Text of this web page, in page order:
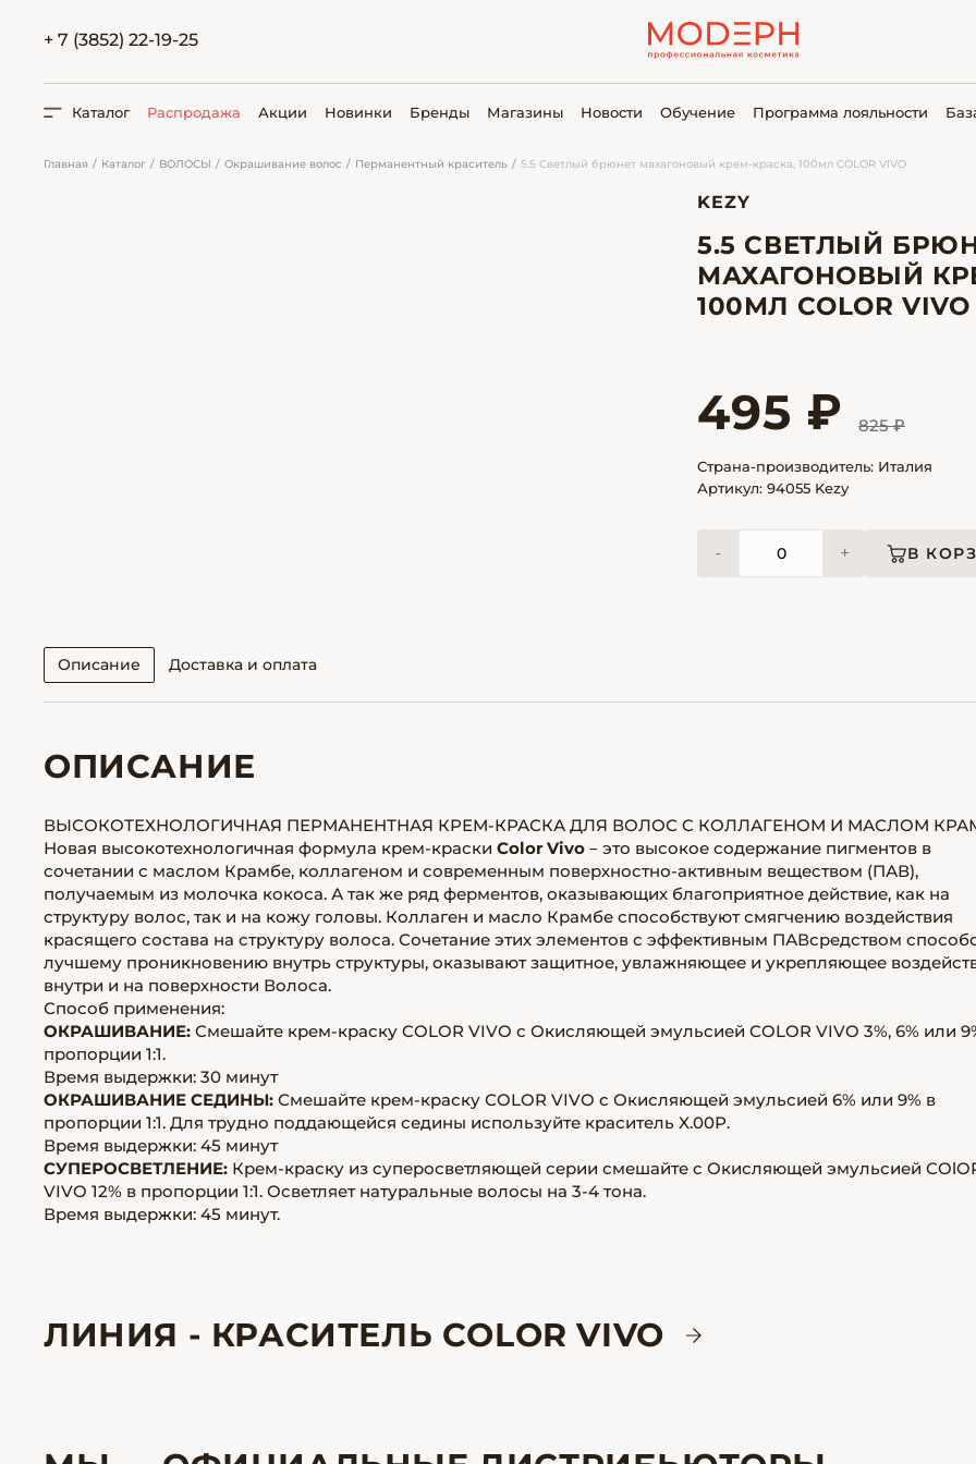
+ 7 (3852) 22-19-25
Каталог Распродажа Акции Новинки Бренды Магазины Новости Обучение Программа лояльности
Главная Каталог ВОЛОСЫ Окрашивание волос Перманентный краситель 5.5 Светлый брюнет махагоновый крем-краска, 100мл COLOR VIVO
KEZY
5.5 СВЕТЛЫЙ
МАХАГОНОВЫЙ
100МЛ COLOR VIVO
495 ₽ 825 ₽
Страна-производитель: Италия
Артикул: 94055 Kezy
- + В
Описание Доставка и оплата
ОПИСАНИЕ
ВЫСОКОТЕХНОЛОГИЧНАЯ ПЕРМАНЕНТНАЯ КРЕМ-КРАСКА ДЛЯ ВОЛОС C КОЛЛАГЕНОМ И МАСЛОМ
Новая высокотехнологичная формула крем-краски Color Vivo – это высокое содержание пигментов в
сочетании с маслом Крамбе, коллагеном и современным поверхностно-активным веществом (ПАВ),
получаемым из молочка кокоса. А так же ряд ферментов, оказывающих благоприятное действие, как на
структуру волос, так и на кожу головы. Коллаген и масло Крамбе способствуют смягчению воздействия
красящего состава на структуру волоса. Сочетание этих элементов с эффективным ПАВсредством
лучшему проникновению внутрь структуры, оказывают защитное, увлажняющее и укрепляющее
внутри и на поверхности Волоса.
Способ применения:
ОКРАШИВАНИЕ: Смешайте крем-краску COLOR VIVO с Окисляющей эмульсией COLOR VIVO 3%, 6% или
пропорции 1:1.
Время выдержки: 30 минут
ОКРАШИВАНИЕ СЕДИНЫ: Смешайте крем-краску СOLOR VIVO с Окисляющей эмульсией 6% или 9% в
пропорции 1:1. Для трудно поддающейся седины используйте краситель X.00Р.
Время выдержки: 45 минут
СУПЕРОСВЕТЛЕНИЕ: Крем-краску из суперосветляющей серии смешайте с Окисляющей эмульсией
VIVO 12% в пропорции 1:1. Осветляет натуральные волосы на 3-4 тона.
Время выдержки: 45 минут.
ЛИНИЯ - КРАСИТЕЛЬ COLOR VIVO